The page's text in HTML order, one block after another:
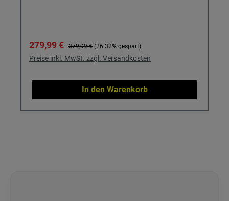
Verkaufspreis:
279,99 € Regulärer Preis:
379,99 € (26.32% gespart)
Preise inkl. MwSt. zzgl. Versandkosten
In den Warenkorb